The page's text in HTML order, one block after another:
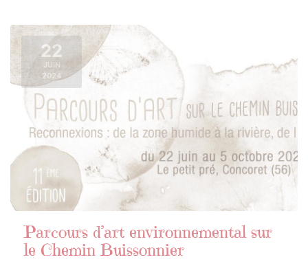
22
JUIN
2024
Parcours d’art environnemental sur
le Chemin Buissonnier